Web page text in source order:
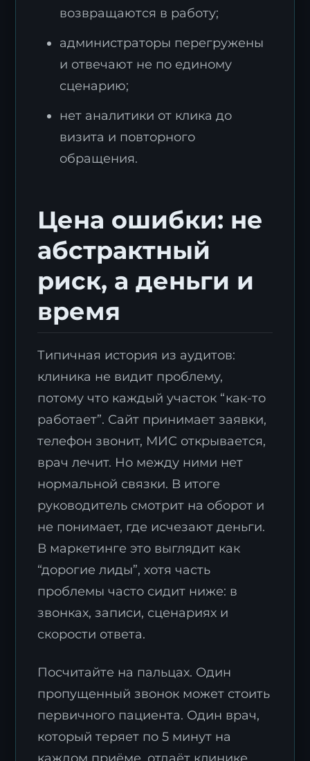
возвращаются в работу;
администраторы перегружены
и отвечают не по единому
сценарию;
нет аналитики от клика до
визита и повторного
обращения.
Цена ошибки: не
абстрактный
риск, а деньги и
время
Типичная история из аудитов:
клиника не видит проблему,
потому что каждый участок “как-то
работает”. Сайт принимает заявки,
телефон звонит, МИС открывается,
врач лечит. Но между ними нет
нормальной связки. В итоге
руководитель смотрит на оборот и
не понимает, где исчезают деньги.
В маркетинге это выглядит как
“дорогие лиды”, хотя часть
проблемы часто сидит ниже: в
звонках, записи, сценариях и
скорости ответа.
Посчитайте на пальцах. Один
пропущенный звонок может стоить
первичного пациента. Один врач,
который теряет по 5 минут на